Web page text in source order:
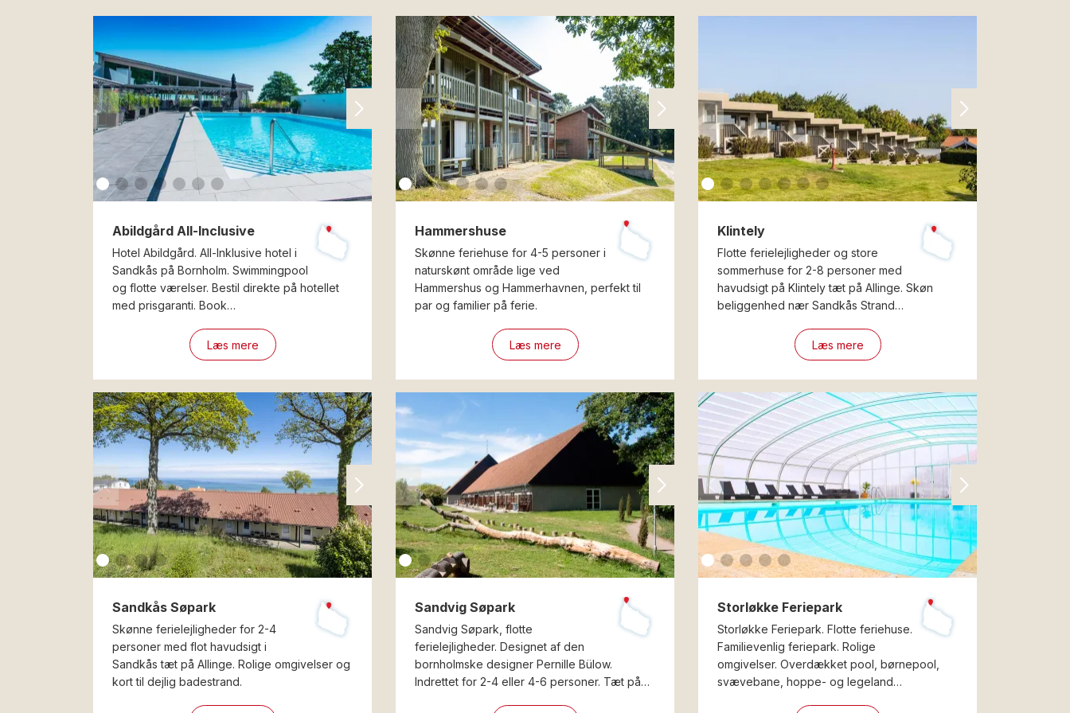
Abildgård All-Inclusive
Hotel Abildgård. All-Inklusive hotel i
Sandkås på Bornholm. Swimmingpool
og flotte værelser. Bestil direkte på hotellet
med prisgaranti. Book…
Læs mere
Hammershuse
Skønne feriehuse for 4-5 personer i
naturskønt område lige ved
Hammershus og Hammerhavnen, perfekt til
par og familier på ferie.
Læs mere
Klintely
Flotte ferielejligheder og store
sommerhuse for 2-8 personer med
havudsigt på Klintely tæt på Allinge. Skøn
beliggenhed nær Sandkås Strand…
Læs mere
Sandkås Søpark
Skønne ferielejligheder for 2-4
personer med flot havudsigt i
Sandkås tæt på Allinge. Rolige omgivelser og
kort til dejlig badestrand.
Sandvig Søpark
Sandvig Søpark, flotte
ferielejligheder. Designet af den
bornholmske designer Pernille Bülow.
Indrettet for 2-4 eller 4-6 personer. Tæt på…
Storløkke Feriepark
Storløkke Feriepark. Flotte feriehuse.
Familievenlig feriepark. Rolige
omgivelser. Overdækket pool, børnepool,
svævebane, hoppe- og legeland…